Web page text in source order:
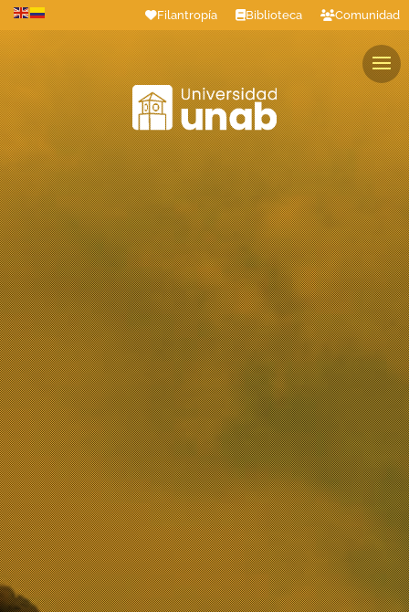
Filantropía Biblioteca Comunidad
Estudiantes Profesores Colaboradores Graduados